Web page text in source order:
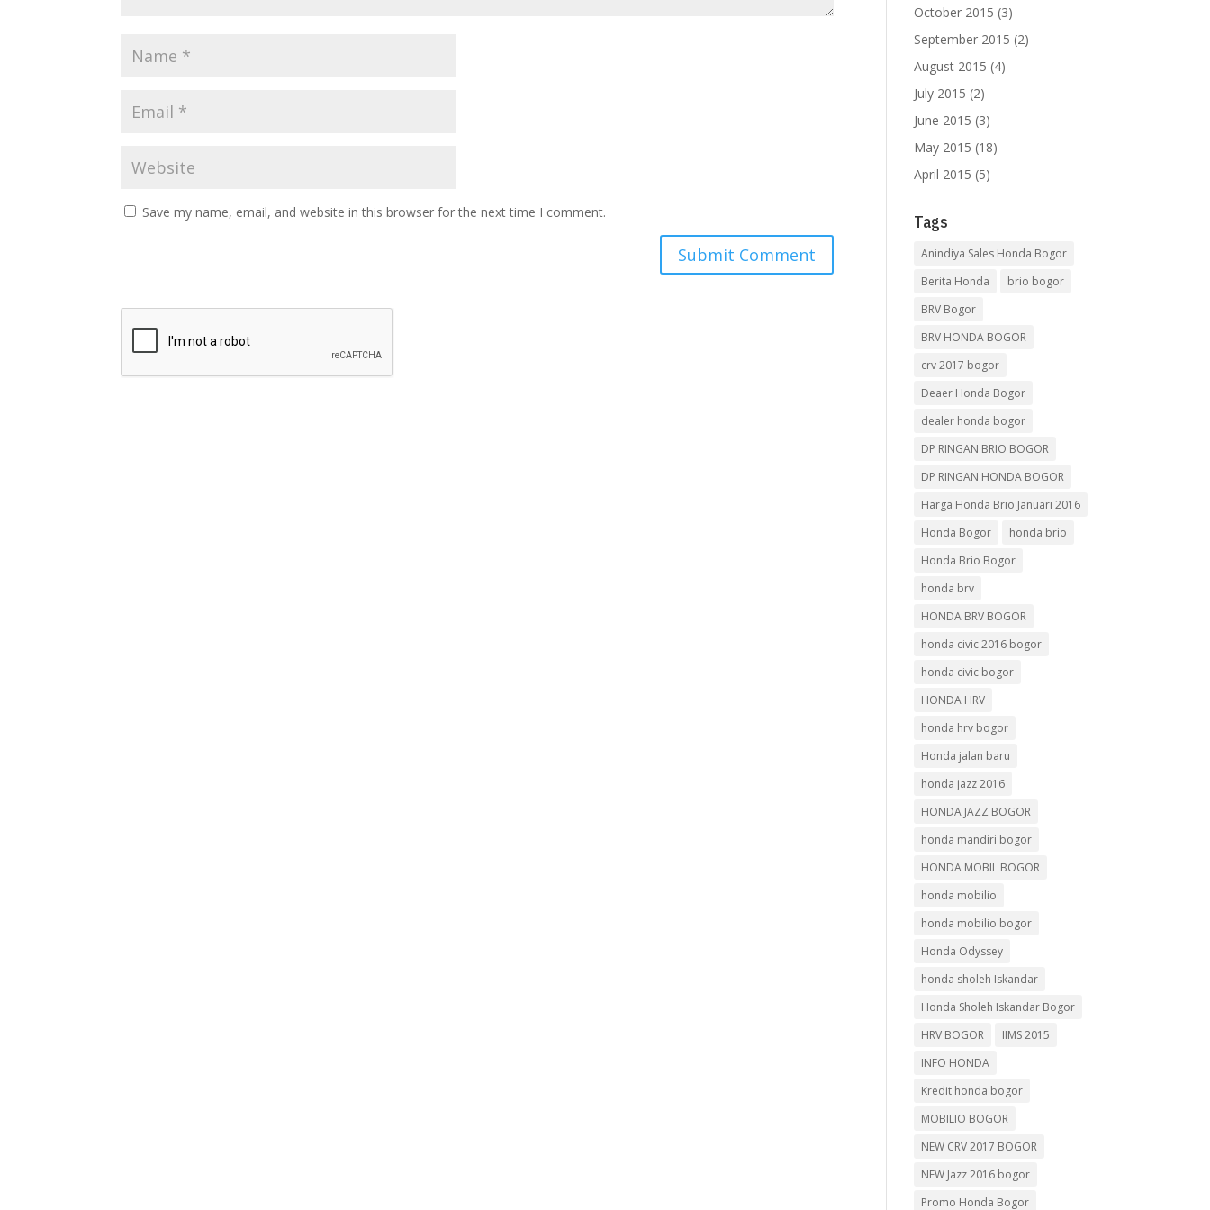
Save my name, email, and website in this browser for the next time I comment.
October 2015 (3)
September 2015 (2)
August 2015 (4)
July 2015 (2)
June 2015 (3)
May 2015 (18)
April 2015 (5)
Tags
Anindiya Sales Honda Bogor
Berita Honda
brio bogor
BRV Bogor
BRV HONDA BOGOR
crv 2017 bogor
Deaer Honda Bogor
dealer honda bogor
DP RINGAN BRIO BOGOR
DP RINGAN HONDA BOGOR
Harga Honda Brio Januari 2016
Honda Bogor
honda brio
Honda Brio Bogor
honda brv
HONDA BRV BOGOR
honda civic 2016 bogor
honda civic bogor
HONDA HRV
honda hrv bogor
Honda jalan baru
honda jazz 2016
HONDA JAZZ BOGOR
honda mandiri bogor
HONDA MOBIL BOGOR
honda mobilio
honda mobilio bogor
Honda Odyssey
honda sholeh Iskandar
Honda Sholeh Iskandar Bogor
HRV BOGOR
IIMS 2015
INFO HONDA
Kredit honda bogor
MOBILIO BOGOR
NEW CRV 2017 BOGOR
NEW Jazz 2016 bogor
Promo Honda Bogor